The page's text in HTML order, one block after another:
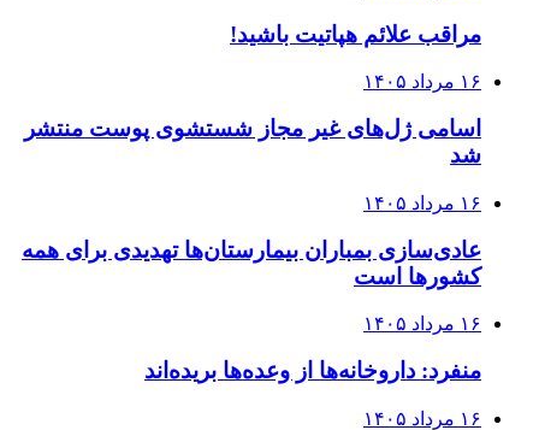
مراقب علائم هپاتیت باشید!
۱۶ مرداد ۱۴۰۵
اسامی ژل‌های غیر مجاز شستشوی پوست منتشر
شد
۱۶ مرداد ۱۴۰۵
عادی‌سازی بمباران بیمارستان‌ها تهدیدی برای همه
کشورها است
۱۶ مرداد ۱۴۰۵
منفرد: داروخانه‌ها از وعده‌ها بریده‌اند
۱۶ مرداد ۱۴۰۵